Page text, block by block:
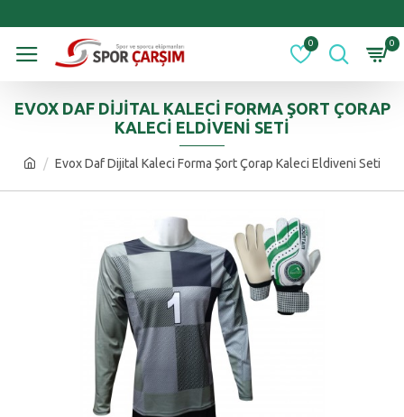
0 0
Evox Daf Dijital Kaleci Forma Şort Çorap Kaleci Eldiveni Seti
EVOX DAF DIJITAL KALECI FORMA ŞORT ÇORAP
KALECI ELDIVENI SETI